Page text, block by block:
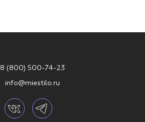
8 (800) 500-74-23
info@miestilo.ru